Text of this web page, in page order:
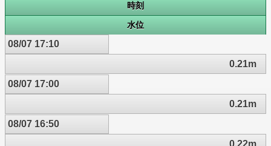
時刻
水位
08/07 17:10
0.21m
08/07 17:00
0.21m
08/07 16:50
0.22m